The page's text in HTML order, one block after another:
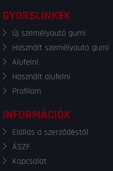
GYORSLINKEK
Új személyautó gumi
Használt személyautó gumi
Alufelni
Használt alufelni
Profilom
INFORMÁCIÓK
Elállás a szerződéstől
ÁSZF
Kapcsolat